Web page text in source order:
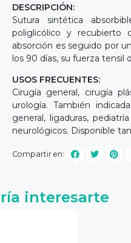
DESCRIPCIÓN:
Sutura sintética
poliglicólico y recubierto
absorción es seguido por
los 90 días, su fuerza tensil
USOS FRECUENTES:
Cirugía general, cirugía
urología. También
general, ligaduras,
neurológicos. Disponible
Compartir en:
interesarte